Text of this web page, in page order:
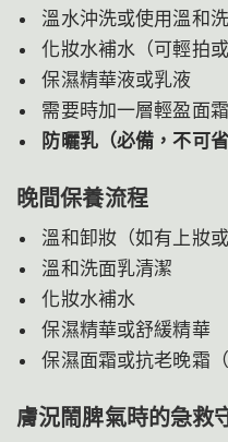
溫水沖洗或使用溫和
化妝水補水（可輕拍
保濕精華液或乳液
需要時加一層輕盈面
防曬乳（必備，不可省
晚間保養流程
溫和卸妝（如有上妝或
溫和洗面乳清潔
化妝水補水
保濕精華或舒緩精華
保濕面霜或抗老晚霜
膚況鬧脾氣時的急救